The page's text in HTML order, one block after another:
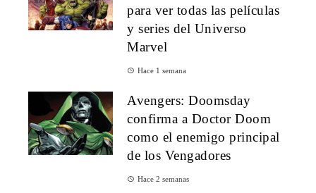
para ver todas las películas
y series del Universo
Marvel
Hace 1 semana
Avengers: Doomsday
confirma a Doctor Doom
como el enemigo principal
de los Vengadores
Hace 2 semanas